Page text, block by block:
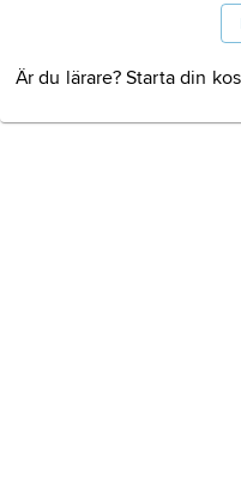
Är du lärare? Starta din